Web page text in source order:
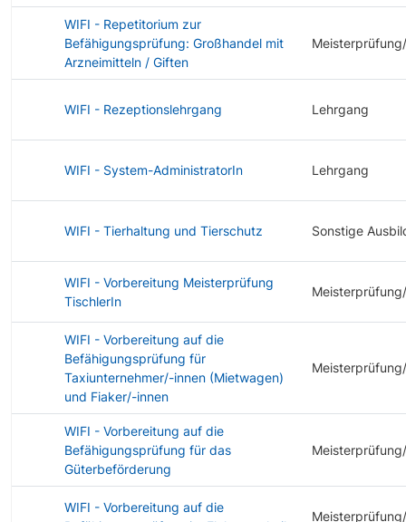
WIFI - Repetitorium zur
Befähigungsprüfung: Großhandel mit
Arzneimitteln / Giften
WIFI - Rezeptionslehrgang Lehrgang
WIFI - System-AdministratorIn Lehrgang
WIFI - Tierhaltung und Tierschutz Sonstige
WIFI - Vorbereitung Meisterprüfung
TischlerIn
WIFI - Vorbereitung auf die
Befähigungsprüfung für
Taxiunternehmer/-innen (Mietwagen)
und Fiaker/-innen
WIFI - Vorbereitung auf die
Befähigungsprüfung für das
Güterbeförderung
WIFI - Vorbereitung auf die